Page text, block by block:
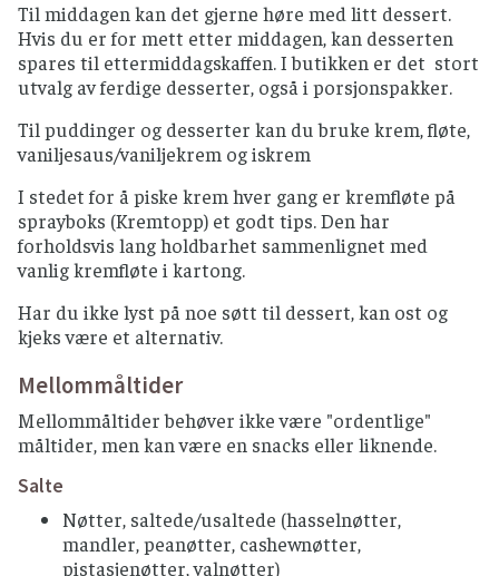
Til middagen kan det gjerne høre med litt dessert.
Hvis du er for mett etter middagen, kan desserten
spares til ettermiddagskaffen. I butikken er det stort
utvalg av ferdige desserter, også i porsjonspakker.
Til puddinger og desserter kan du bruke krem, fløte,
vaniljesaus/vaniljekrem og iskrem
I stedet for å piske krem hver gang er kremfløte på
sprayboks (Kremtopp) et godt tips. Den har
forholdsvis lang holdbarhet sammenlignet med
vanlig kremfløte i kartong.
Har du ikke lyst på noe søtt til dessert, kan ost og
kjeks være et alternativ.
Mellommåltider
Mellommåltider behøver ikke være "ordentlige"
måltider, men kan være en snacks eller liknende.
Salte
Nøtter, saltede/usaltede (hasselnøtter,
mandler, peanøtter, cashewnøtter,
pistasjenøtter, valnøtter)